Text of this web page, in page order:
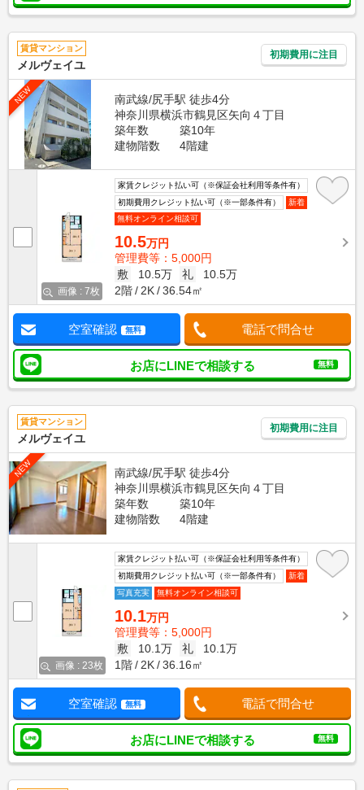
賃貸マンション
メルヴェイユ
初期費用に注目
NEW
南武線/尻手駅 徒歩4分
神奈川県横浜市鶴見区矢向４丁目
築年数
築10年
建物階数
4階建
画像 : 7枚
家賃クレジット払い可（※保証会社利用等条件有）
初期費用クレジット払い可（※一部条件有）
新着
無料オンライン相談可
10.5万円
管理費等：5,000円
敷
10.5万 礼
10.5万
2階
2K 36.54㎡
空室確認 無料 電話で問合せ
お店にLINEで相談する 無料
賃貸マンション
メルヴェイユ
初期費用に注目
NEW
南武線/尻手駅 徒歩4分
神奈川県横浜市鶴見区矢向４丁目
築年数
築10年
建物階数
4階建
画像 : 23枚
家賃クレジット払い可（※保証会社利用等条件有）
初期費用クレジット払い可（※一部条件有）
新着
写真充実
無料オンライン相談可
10.1万円
管理費等：5,000円
敷
10.1万 礼
10.1万
1階
2K 36.16㎡
空室確認 無料 電話で問合せ
お店にLINEで相談する 無料